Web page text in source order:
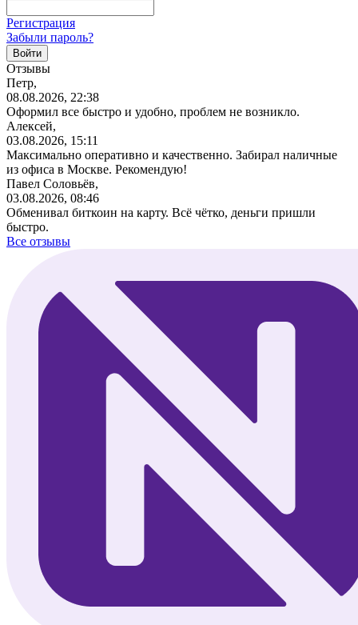
Регистрация
Забыли пароль?
Отзывы
Петр,
08.08.2026, 22:38
Оформил все быстро и удобно, проблем не возникло.
Алексей,
03.08.2026, 15:11
Максимально оперативно и качественно. Забирал наличные
из офиса в Москве. Рекомендую!
Павел Соловьёв,
03.08.2026, 08:46
Обменивал биткоин на карту. Всё чётко, деньги пришли
быстро.
Все отзывы